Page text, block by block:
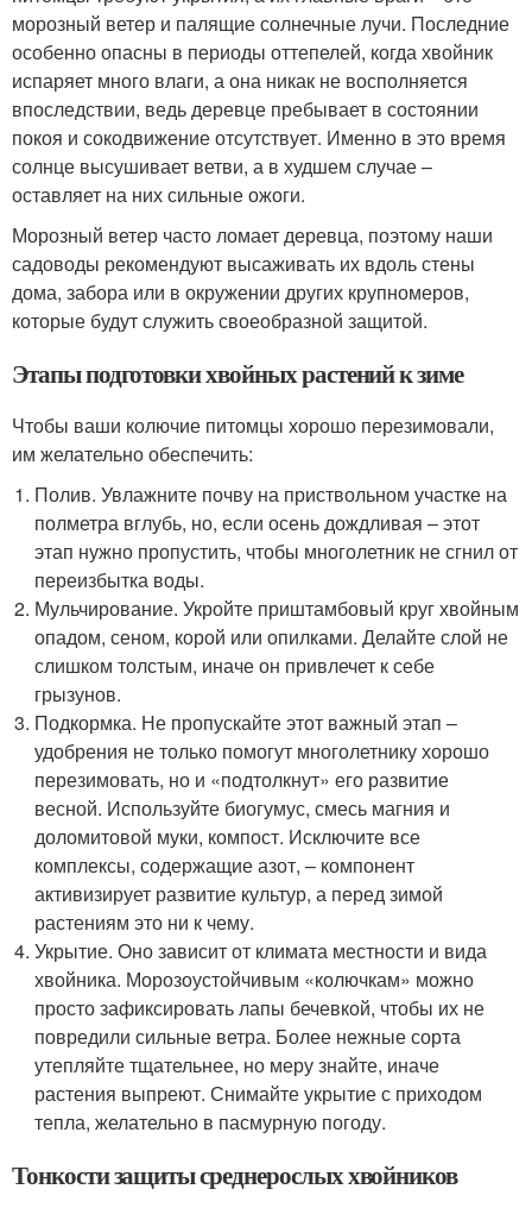
морозный ветер и палящие солнечные лучи. Последние
особенно опасны в периоды оттепелей, когда хвойник
испаряет много влаги, а она никак не восполняется
впоследствии, ведь деревце пребывает в состоянии
покоя и сокодвижение отсутствует. Именно в это время
солнце высушивает ветви, а в худшем случае –
оставляет на них сильные ожоги.
Морозный ветер часто ломает деревца, поэтому наши
садоводы рекомендуют высаживать их вдоль стены
дома, забора или в окружении других крупномеров,
которые будут служить своеобразной защитой.
Этапы подготовки хвойных растений к зиме
Чтобы ваши колючие питомцы хорошо перезимовали,
им желательно обеспечить:
Полив. Увлажните почву на приствольном участке на
полметра вглубь, но, если осень дождливая – этот
этап нужно пропустить, чтобы многолетник не сгнил от
переизбытка воды.
Мульчирование. Укройте приштамбовый круг хвойным
опадом, сеном, корой или опилками. Делайте слой не
слишком толстым, иначе он привлечет к себе
грызунов.
Подкормка. Не пропускайте этот важный этап –
удобрения не только помогут многолетнику хорошо
перезимовать, но и «подтолкнут» его развитие
весной. Используйте биогумус, смесь магния и
доломитовой муки, компост. Исключите все
комплексы, содержащие азот, – компонент
активизирует развитие культур, а перед зимой
растениям это ни к чему.
Укрытие. Оно зависит от климата местности и вида
хвойника. Морозоустойчивым «колючкам» можно
просто зафиксировать лапы бечевкой, чтобы их не
повредили сильные ветра. Более нежные сорта
утепляйте тщательнее, но меру знайте, иначе
растения выпреют. Снимайте укрытие с приходом
тепла, желательно в пасмурную погоду.
Тонкости защиты среднерослых хвойников